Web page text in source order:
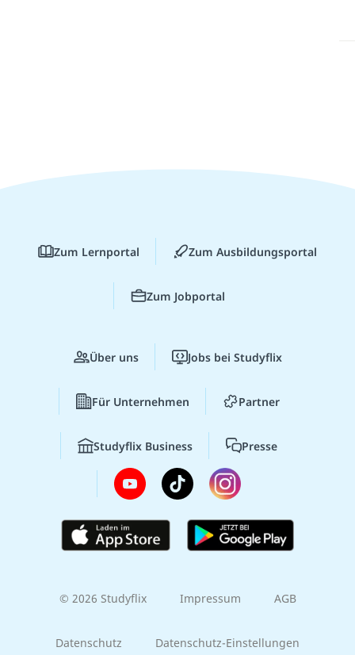
Zum Lernportal Zum Ausbildungsportal
Zum Jobportal
Über uns Jobs bei Studyflix
Für Unternehmen Partner
Studyflix Business Presse
© 2026 Studyflix Impressum AGB
Datenschutz Datenschutz-Einstellungen